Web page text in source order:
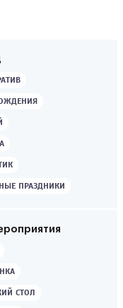
ПРАЗДНИКИ
СТОЛ